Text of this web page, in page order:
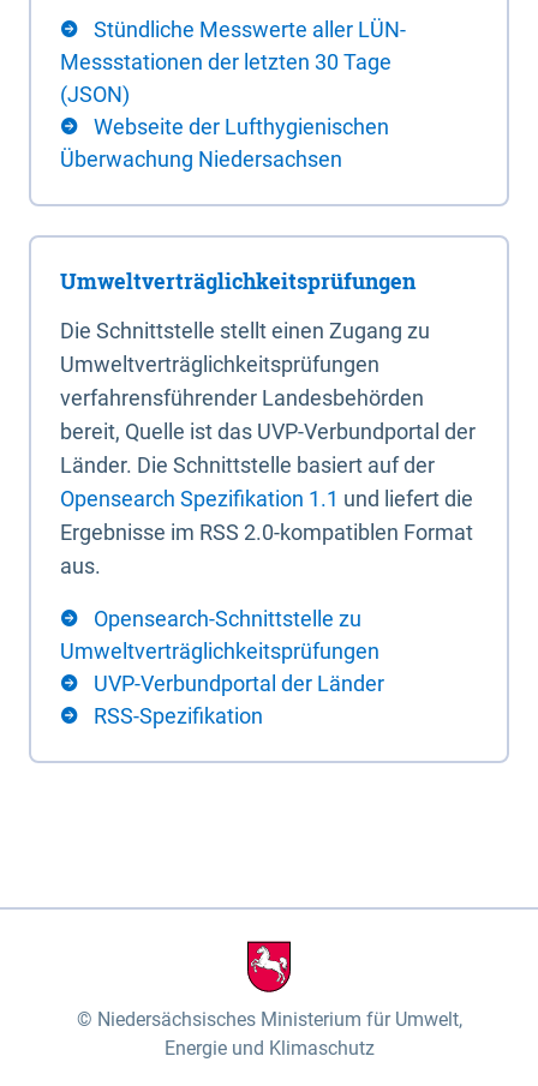
Stündliche Messwerte aller LÜN-
Messstationen der letzten 30 Tage
(JSON)
Webseite der Lufthygienischen
Überwachung Niedersachsen
Umweltverträglichkeitsprüfungen
Die Schnittstelle stellt einen Zugang zu
Umweltverträglichkeitsprüfungen
verfahrensführender Landesbehörden
bereit, Quelle ist das UVP-Verbundportal der
Länder. Die Schnittstelle basiert auf der
Opensearch Spezifikation 1.1 und liefert die
Ergebnisse im RSS 2.0-kompatiblen Format
aus.
Opensearch-Schnittstelle zu
Umweltverträglichkeitsprüfungen
UVP-Verbundportal der Länder
RSS-Spezifikation
Niedersächsisches Ministerium für Umwelt,
Energie und Klimaschutz